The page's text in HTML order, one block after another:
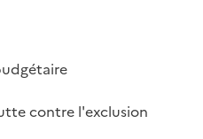
contre l'exclusion